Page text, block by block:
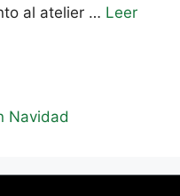
al atelier … Leer
Navidad